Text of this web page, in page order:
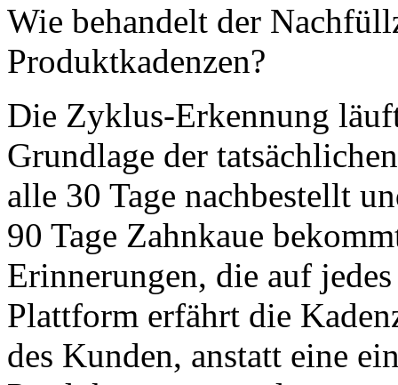
Wie behandelt der
Produktkadenzen?
Die Zyklus-Erkennung
Grundlage der
alle 30 Tage nachbestellt
90 Tage Zahnkaue
Erinnerungen, die auf
Plattform erfährt die
des Kunden, anstatt eine